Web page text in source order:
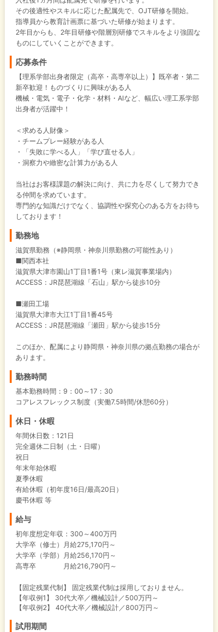
その後適性やスキルに応じた配属先で、OJT研修を開始。
指導員から教育計画票に基づいた研修が始まります。
2年目からも、2年目研修や階層別研修でスキルをより強固な
ものにしていくことができます。
応募条件
【理系学部出身者限定（高卒・高専卒以上）】既卒者・第二
新卒歓迎！ものづくりに興味がある人
機械・電気・電子・化学・材料・AIなど、幅広い理工系学部
出身者が活躍中！
＜求める人財像＞
・チームプレー経験がある人
・「失敗に学べる人」「学び直せる人」
・洞察力や緻密な計算力がある人
当社はお客様課題の解決に向け、共に力を尽くして努力でき
る仲間を求めています。
専門的な知識だけでなく、協調性や探究心のある方をお待ち
しております！
勤務地
滋賀県勤務（※静岡県・神奈川県勤務の可能性あり）
■関西本社
滋賀県大津市園山1丁目1番1号（東レ滋賀事業場内）
ACCESS：JR琵琶湖線「石山」駅から徒歩10分
■瀬田工場
滋賀県大津市大江1丁目1番45号
ACCESS：JR琵琶湖線「瀬田」駅から徒歩15分
このほか、配属により静岡県・神奈川県の拠点勤務の場合が
あります。
勤務時間
基本勤務時間：9：00～17：30
コアレスフレックス制度（実働7.5時間/休憩60分）
休日・休暇
年間休日数：121日
完全週休二日制（土・日曜）
祝日
年末年始休暇
夏季休暇
有給休暇（初年度16日/最高20日）
慶弔休暇 等
給与
初年度想定年収： 300～400万円
大学卒（修士）月給275,170円～
大学卒（学部）月給256,170円～
高専卒 月給216,790円～
【固定残業代制】
固定残業代制は採用しておりません。
【年収例1】
30代大卒／機械設計／500万円～
【年収例2】
40代大卒／機械設計／800万円～
試用期間